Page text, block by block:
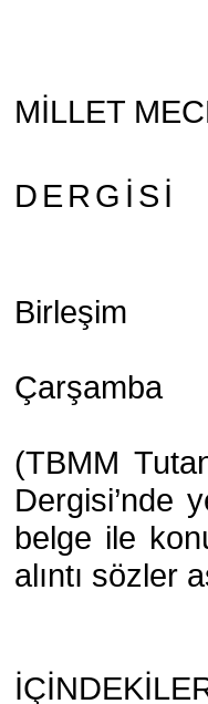
MİLLET
DERGİSİ
Birleşim
Çarşamba
(TBMM
Dergisi’nde
belge ile
alıntı sözler